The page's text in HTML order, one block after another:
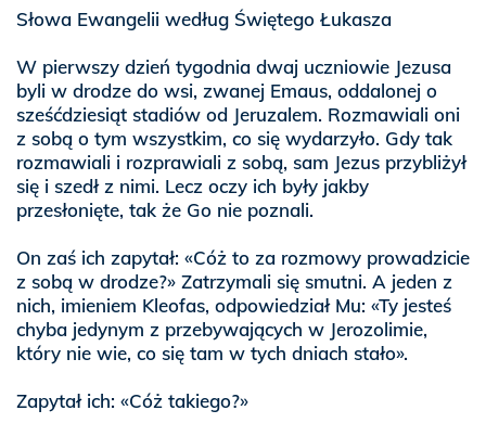
Słowa Ewangelii według Świętego Łukasza
W pierwszy dzień tygodnia dwaj uczniowie Jezusa
byli w drodze do wsi, zwanej Emaus, oddalonej o
sześćdziesiąt stadiów od Jeruzalem. Rozmawiali oni
z sobą o tym wszystkim, co się wydarzyło. Gdy tak
rozmawiali i rozprawiali z sobą, sam Jezus przybliżył
się i szedł z nimi. Lecz oczy ich były jakby
przesłonięte, tak że Go nie poznali.
On zaś ich zapytał: «Cóż to za rozmowy prowadzicie
z sobą w drodze?» Zatrzymali się smutni. A jeden z
nich, imieniem Kleofas, odpowiedział Mu: «Ty jesteś
chyba jedynym z przebywających w Jerozolimie,
który nie wie, co się tam w tych dniach stało».
Zapytał ich: «Cóż takiego?»